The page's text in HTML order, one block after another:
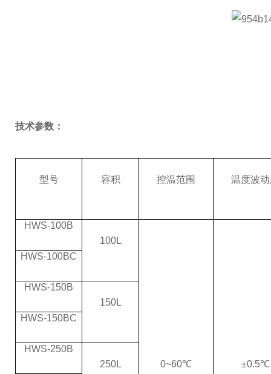
技术参数：
型号 容积 控温范围 温度波
HWS-100B
100L
0~60℃ ±0.5℃
HWS-100BC
HWS-150B
150L
HWS-150BC
HWS-250B
250L